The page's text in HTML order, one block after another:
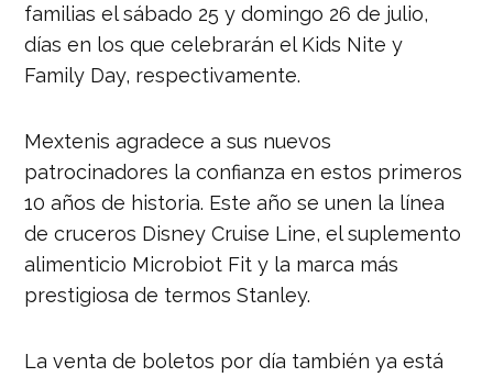
familias el sábado 25 y domingo 26 de julio,
días en los que celebrarán el Kids Nite y
Family Day, respectivamente.
Mextenis agradece a sus nuevos
patrocinadores la confianza en estos primeros
10 años de historia. Este año se unen la línea
de cruceros Disney Cruise Line, el suplemento
alimenticio Microbiot Fit y la marca más
prestigiosa de termos Stanley.
La venta de boletos por día también ya está